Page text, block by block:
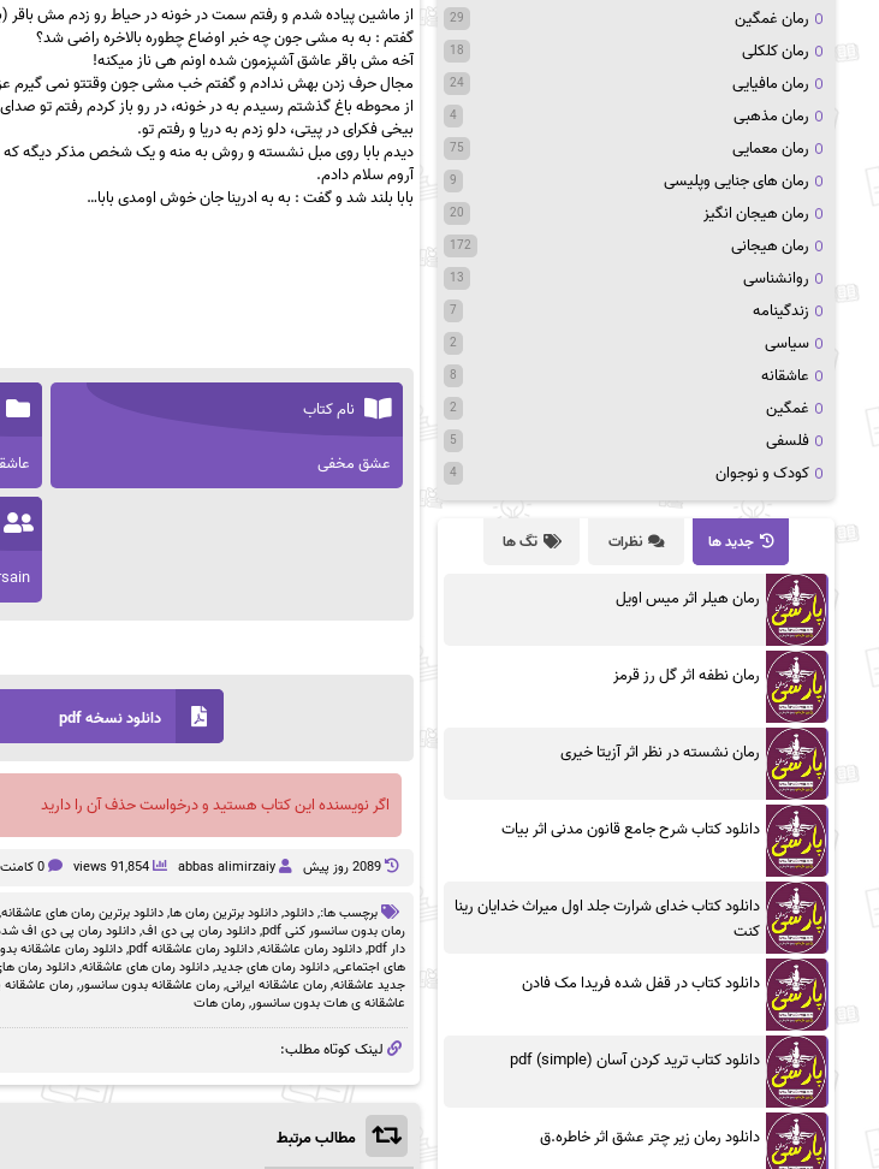
از ماشین پیاده شدم و رفتم سمت در خونه در حیاط رو زدم مش باقر
گفتم : به به مشی جون چه خبر اوضاع‬ چطوره بالاخره راضی شد؟‬
‫آخه مش باقر عاشق آشپزمون شده اونم هی ناز میکنه!‬
‫مجال حرف زدن بهش ندادم و گفتم خب مشی جون وقتتو نمی گیرم
‫از محوطه باغ گذشتم رسیدم به در خونه، در رو باز کردم رفتم تو
‫بیخی فکرای در پیتی، دلو زدم به دریا و رفتم تو‬.
‫دیدم بابا روی مبل نشسته و روش به منه و یک شخص مذکر دیگه که
آروم سلام دادم‬.
‫بابا بلند شد و گفت : به به ادرینا جان خوش اومدی بابا‬…
نام کتاب
عشق مخفی
دانلود نسخه pdf
اگر نویسنده این کتاب هستید و درخواست حذف آن را دارید
2089 روز پيش abbas alimirzaiy
91,854 views 0 کامنت
برچسب ها:,دانلود,دانلود برترین رمان ها,دانلود برترین رمان های عاشقانه,
رمان بدون سانسور کنی pdf
,دانلود رمان پی دی اف,دانلود رمان پی دی اف
دار pdf
,دانلود رمان عاشقانه,دانلود رمان عاشقانه pdf ,دانلود رمان عاشقانه
های اجتماعی,دانلود رمان های جدید,دانلود رمان های عاشقانه,دانلود رمان
جدید عاشقانه,رمان عاشقانه ایرانی,رمان عاشقانه بدون سانسور,رمان عاشقانه
عاشقانه ی هات بدون سانسور,رمان هات
لینک کوتاه مطلب:
مطالب مرتبط
رمان غمگین 29
رمان کلکلی 18
رمان مافیایی 24
رمان مذهبی 4
رمان معمایی 75
رمان های جنایی وپلیسی 9
رمان هیجان انگیز 20
رمان هیجانی 172
روانشناسی 13
زندگینامه 7
سیاسی 2
عاشقانه 8
غمگین 2
فلسفی 5
کودک و نوجوان 4
جدید ها نظرات تگ ها
رمان هیلر اثر میس اویل
رمان نطفه اثر گل رز قرمز
رمان نشسته در نظر اثر آزیتا خیری
دانلود کتاب شرح جامع قانون مدنی اثر بیات
دانلود کتاب خدای شرارت جلد اول میراث خدایان رینا
کنت
دانلود کتاب در قفل شده فریدا مک فادن
دانلود کتاب ترید کردن آسان (simple) pdf
دانلود رمان زیر چتر عشق اثر خاطره.ق